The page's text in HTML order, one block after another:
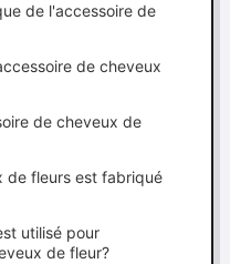
de l'accessoire de
de cheveux
de cheveux de
de fleurs est fabriqué
utilisé pour
de fleur?